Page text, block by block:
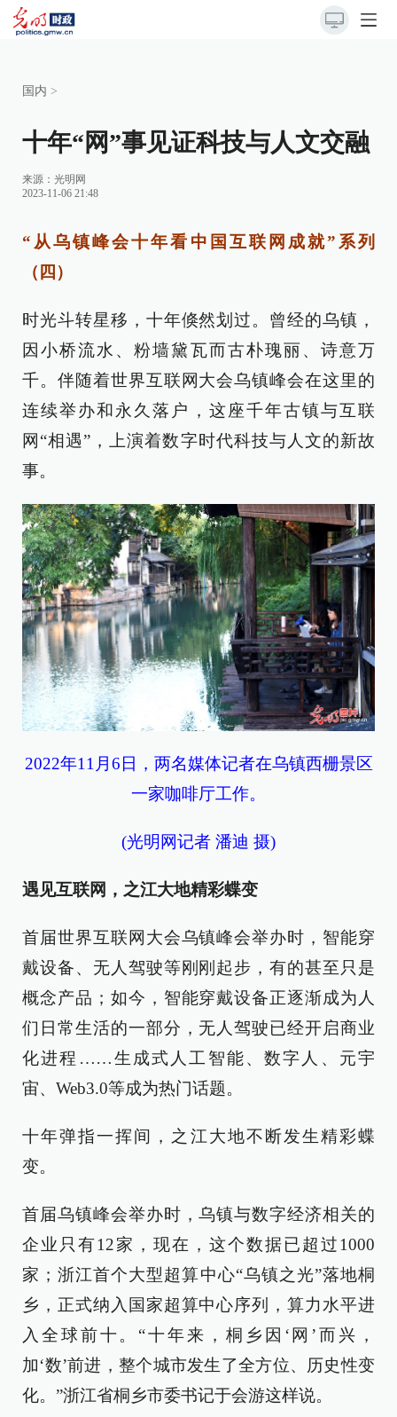
国内 >
十年“网”事见证科技与人文交融
来源： 光明网
2023-11-06 21:48
“从乌镇峰会十年看中国互联网成就”系列
（四）
时光斗转星移，十年倏然划过。曾经的乌镇，
因小桥流水、粉墙黛瓦而古朴瑰丽、诗意万
千。伴随着世界互联网大会乌镇峰会在这里的
连续举办和永久落户，这座千年古镇与互联
网“相遇”，上演着数字时代科技与人文的新故
事。
2022年11月6日，两名媒体记者在乌镇西栅景区
一家咖啡厅工作。
(光明网记者 潘迪 摄)
遇见互联网，之江大地精彩蝶变
首届世界互联网大会乌镇峰会举办时，智能穿
戴设备、无人驾驶等刚刚起步，有的甚至只是
概念产品；如今，智能穿戴设备正逐渐成为人
们日常生活的一部分，无人驾驶已经开启商业
化进程……生成式人工智能、数字人、元宇
宙、Web3.0等成为热门话题。
十年弹指一挥间，之江大地不断发生精彩蝶
变。
首届乌镇峰会举办时，乌镇与数字经济相关的
企业只有12家，现在，这个数据已超过1000
家；浙江首个大型超算中心“乌镇之光”落地桐
乡，正式纳入国家超算中心序列，算力水平进
入全球前十。“十年来，桐乡因‘网’而兴，
加‘数’前进，整个城市发生了全方位、历史性变
化。”浙江省桐乡市委书记于会游这样说。